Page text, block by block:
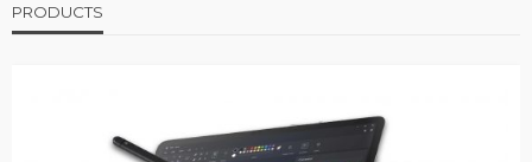
PRODUCTS